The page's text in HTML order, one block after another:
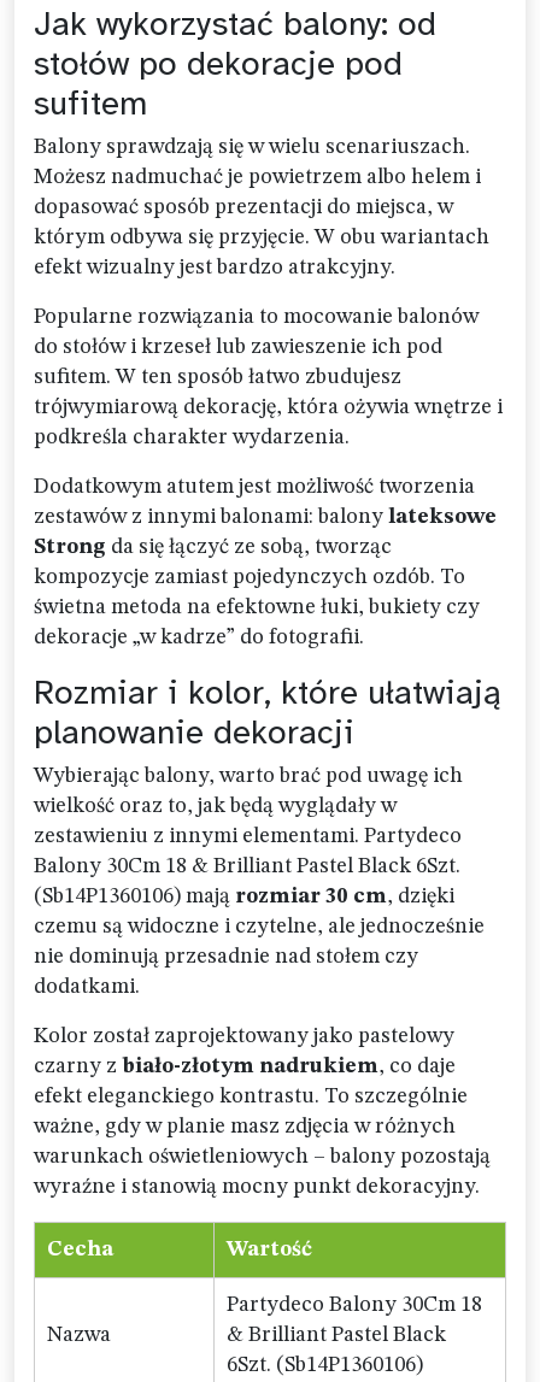
Jak wykorzystać balony: od
stołów po dekoracje pod
sufitem
Balony sprawdzają się w wielu scenariuszach.
Możesz nadmuchać je powietrzem albo helem i
dopasować sposób prezentacji do miejsca, w
którym odbywa się przyjęcie. W obu wariantach
efekt wizualny jest bardzo atrakcyjny.
Popularne rozwiązania to mocowanie balonów
do stołów i krzeseł lub zawieszenie ich pod
sufitem. W ten sposób łatwo zbudujesz
trójwymiarową dekorację, która ożywia wnętrze i
podkreśla charakter wydarzenia.
Dodatkowym atutem jest możliwość tworzenia
zestawów z innymi balonami: balony lateksowe
Strong da się łączyć ze sobą, tworząc
kompozycje zamiast pojedynczych ozdób. To
świetna metoda na efektowne łuki, bukiety czy
dekoracje „w kadrze” do fotografii.
Rozmiar i kolor, które ułatwiają
planowanie dekoracji
Wybierając balony, warto brać pod uwagę ich
wielkość oraz to, jak będą wyglądały w
zestawieniu z innymi elementami. Partydeco
Balony 30Cm 18 & Brilliant Pastel Black 6Szt.
(Sb14P1360106) mają rozmiar 30 cm, dzięki
czemu są widoczne i czytelne, ale jednocześnie
nie dominują przesadnie nad stołem czy
dodatkami.
Kolor został zaprojektowany jako pastelowy
czarny z biało-złotym nadrukiem, co daje
efekt eleganckiego kontrastu. To szczególnie
ważne, gdy w planie masz zdjęcia w różnych
warunkach oświetleniowych – balony pozostają
wyraźne i stanowią mocny punkt dekoracyjny.
Cecha Wartość
Nazwa
Partydeco Balony 30Cm 18
& Brilliant Pastel Black
6Szt. (Sb14P1360106)